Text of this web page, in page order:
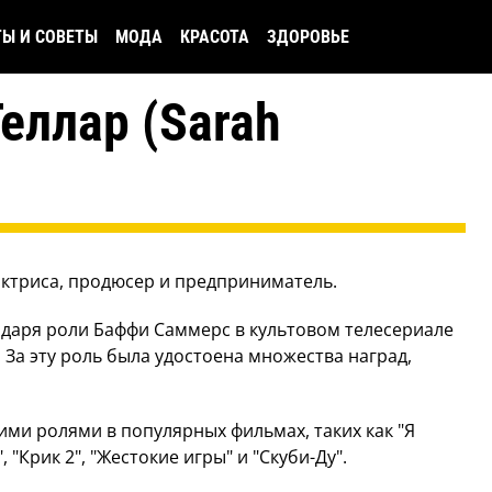
И СОВЕТЫ МОДА КРАСОТА ЗДОРОВЬЕ
(Sarah
продюсер и предприниматель.
роли Баффи Саммерс в культовом телесериале
эту роль была удостоена множества наград,
ролями в популярных фильмах, таких как "Я
2", "Жестокие игры" и "Скуби-Ду".